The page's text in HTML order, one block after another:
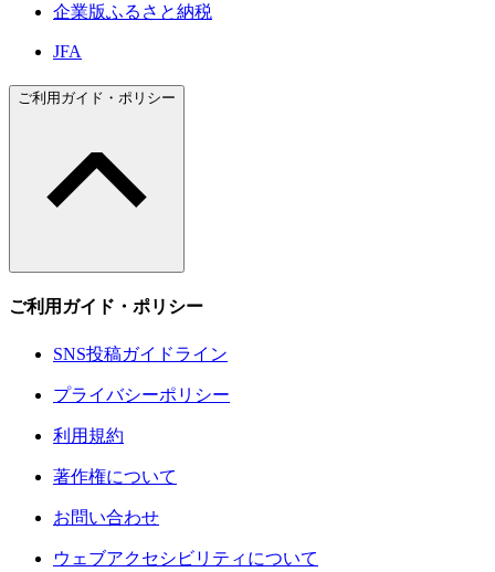
企業版ふるさと納税
JFA
ご利用ガイド・ポリシー
ご利用ガイド・ポリシー
SNS投稿ガイドライン
プライバシーポリシー
利用規約
著作権について
お問い合わせ
ウェブアクセシビリティについて